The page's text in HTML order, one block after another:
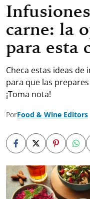
carne: la
para esta
Checa estas ideas
para que las
¡Toma nota!
PorFood & Wine Editors